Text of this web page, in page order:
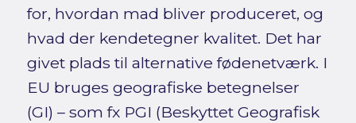
for, hvordan mad bliver produceret, og
hvad der kendetegner kvalitet. Det har
givet plads til alternative fødenetværk. I
EU bruges geografiske betegnelser
(GI) – som fx PGI (Beskyttet Geografisk